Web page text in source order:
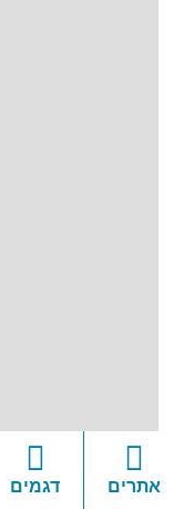
אתרים דגמים